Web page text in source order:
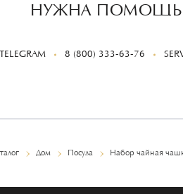
НУЖНА
TELEGRAM 8 (800) 333-63-76
Дом Посуда Набор чайная